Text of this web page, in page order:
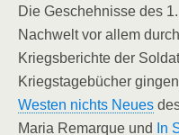
Die Geschehnisse des
Nachwelt vor allem
Kriegsberichte der
Kriegstagebücher
Westen nichts Neues
Maria Remarque und
In